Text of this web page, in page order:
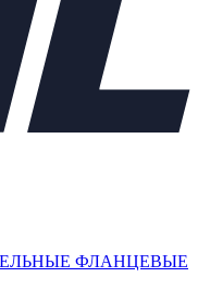
ФЛАНЦЕВЫЕ